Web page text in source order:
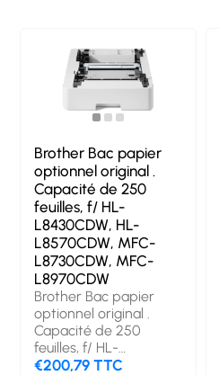
Brother Bac papier
optionnel original .
Capacité de 250
feuilles, f/ HL-
L8430CDW, HL-
L8570CDW, MFC-
L8730CDW, MFC-
L8970CDW
Brother Bac papier
optionnel original .
Capacité de 250
feuilles, f/ HL-
L8430CDW, HL-
€200,79 TTC